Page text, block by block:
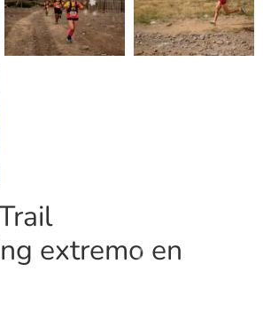
extremo en